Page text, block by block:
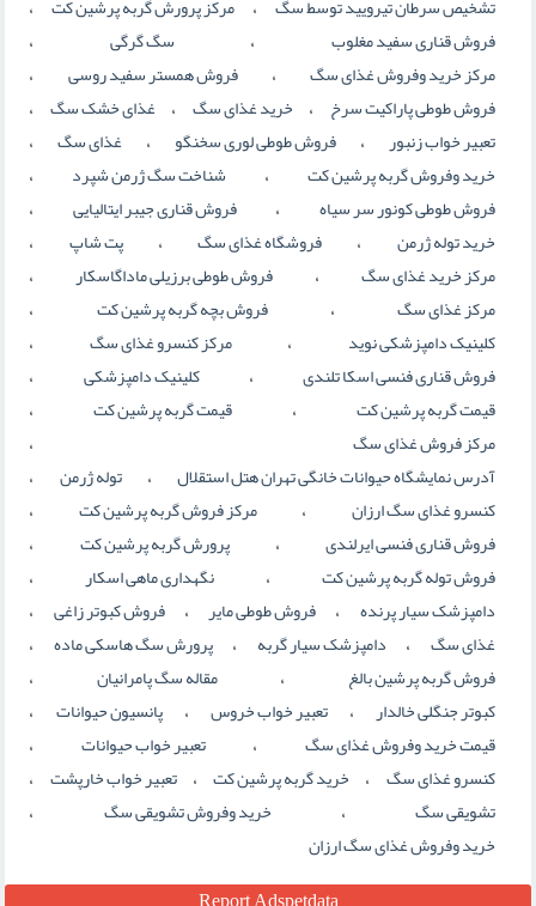
تشخیص سرطان تیرویید توسط سگ مرکز پرورش گربه پرشین کت
فروش قناری سفید مغلوب ، سگ گرگی ،
مرکز خرید وفروش غذای سگ ، فروش همستر سفید روسی ،
فروش طوطی پاراکیت سرخ ، خرید غذای سگ ، غذای خشک سگ ،
تعبیر خواب زنبور ، فروش طوطی لوری سخنگو ، غذای سگ ،
خرید وفروش گربه پرشین کت ، شناخت سگ ژرمن شپرد ،
فروش طوطی کونور سر سیاه ، فروش قناری جیبر ایتالیایی ،
خرید توله ژرمن ، فروشگاه غذای سگ ، پت شاپ ،
مرکز خرید غذای سگ ، فروش طوطی برزیلی ماداگاسکار ،
مرکز غذای سگ ، فروش بچه گربه پرشین کت ،
کلینیک دامپزشکی نوید ، مرکز کنسرو غذای سگ ،
فروش قناری فنسی اسکا تلندی ، کلینیک دامپزشکی ،
قیمت گربه پرشین کت ، قیمت گربه پرشین کت ،
مرکز فروش غذای سگ ،
آدرس نمایشگاه حیوانات خانگی تهران هتل استقلال ، توله ژرمن ،
کنسرو غذای سگ ارزان ، مرکز فروش گربه پرشین کت ،
فروش قناری فنسی ایرلندی ، پرورش گربه پرشین کت ،
فروش توله گربه پرشین کت ، نگهداری ماهی اسکار ،
دامپزشک سیار پرنده ، فروش طوطی مایر ، فروش کبوتر زاغی ،
غذای سگ ، دامپزشک سیار گربه ، پرورش سگ هاسکی ماده ،
فروش گربه پرشین بالغ ، مقاله سگ پامرانیان ،
کبوتر جنگلی خالدار ، تعبیر خواب خروس ، پانسیون حیوانات ،
قیمت خرید وفروش غذای سگ ، تعبیر خواب حیوانات ،
کنسرو غذای سگ ، خرید گربه پرشین کت ، تعبیر خواب خارپشت ،
تشویقی سگ ، خرید وفروش تشویقی سگ ،
خرید وفروش غذای سگ ارزان